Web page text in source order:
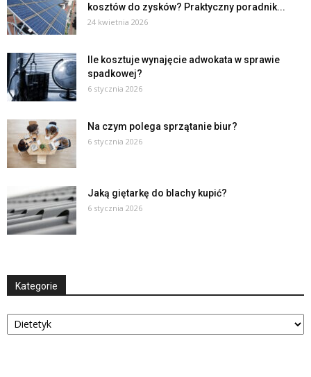
kosztów do zysków? Praktyczny poradnik...
24 kwietnia 2026
Ile kosztuje wynajęcie adwokata w sprawie
spadkowej?
6 stycznia 2026
Na czym polega sprzątanie biur?
6 stycznia 2026
Jaką giętarkę do blachy kupić?
6 stycznia 2026
Kategorie
Kategorie